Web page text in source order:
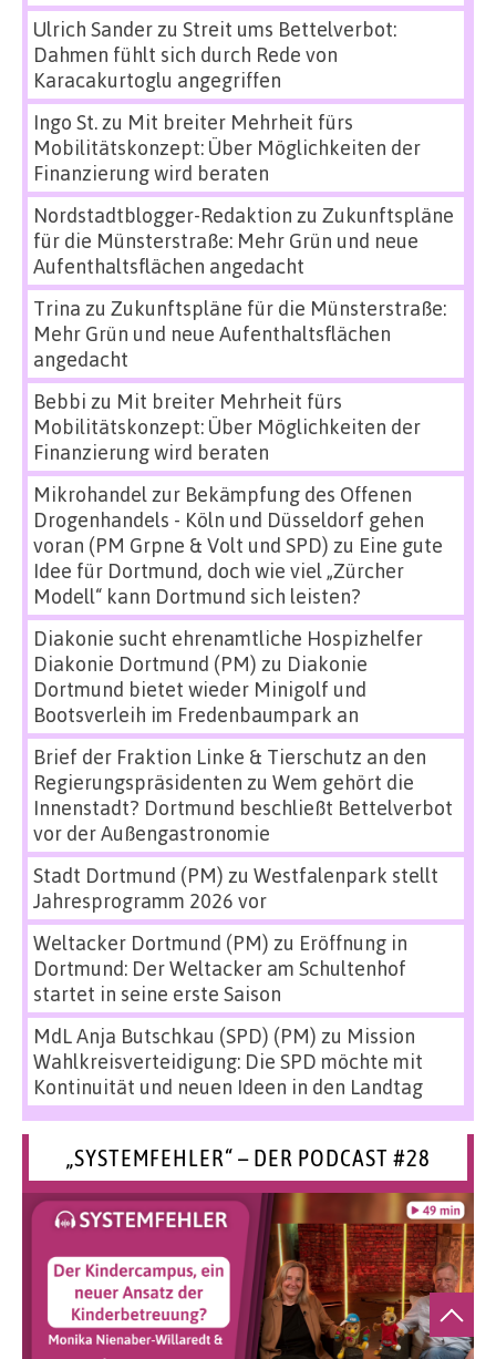
Ulrich Sanderzu Streit ums Bettelverbot:
Dahmen fühlt sich durch Rede von
Karacakurtoglu angegriffen
Ingo St.zu Mit breiter Mehrheit fürs
Mobilitätskonzept: Über Möglichkeiten der
Finanzierung wird beraten
Nordstadtblogger-Redaktion zu Zukunftspläne
für die Münsterstraße: Mehr Grün und neue
Aufenthaltsflächen angedacht
Trina zu Zukunftspläne für die Münsterstraße:
Mehr Grün und neue Aufenthaltsflächen
angedacht
Bebbi zu Mit breiter Mehrheit fürs
Mobilitätskonzept: Über Möglichkeiten der
Finanzierung wird beraten
Mikrohandel zur Bekämpfung des Offenen
Drogenhandels - Köln und Düsseldorf gehen
voran (PM Grpne & Volt und SPD) zu Eine gute
Idee für Dortmund, doch wie viel „Zürcher
Modell“ kann Dortmund sich leisten?
Diakonie sucht ehrenamtliche Hospizhelfer
Diakonie Dortmund (PM) zu Diakonie
Dortmund bietet wieder Minigolf und
Bootsverleih im Fredenbaumpark an
Brief der Fraktion Linke & Tierschutz an den
Regierungspräsidenten zu Wem gehört die
Innenstadt? Dortmund beschließt Bettelverbot
vor der Außengastronomie
Stadt Dortmund (PM) zu Westfalenpark stellt
Jahresprogramm 2026 vor
Weltacker Dortmund (PM) zu Eröffnung in
Dortmund: Der Weltacker am Schultenhof
startet in seine erste Saison
MdL Anja Butschkau (SPD) (PM) zu Mission
Wahlkreisverteidigung: Die SPD möchte mit
Kontinuität und neuen Ideen in den Landtag
„SYSTEMFEHLER“ – DER PODCAST #28